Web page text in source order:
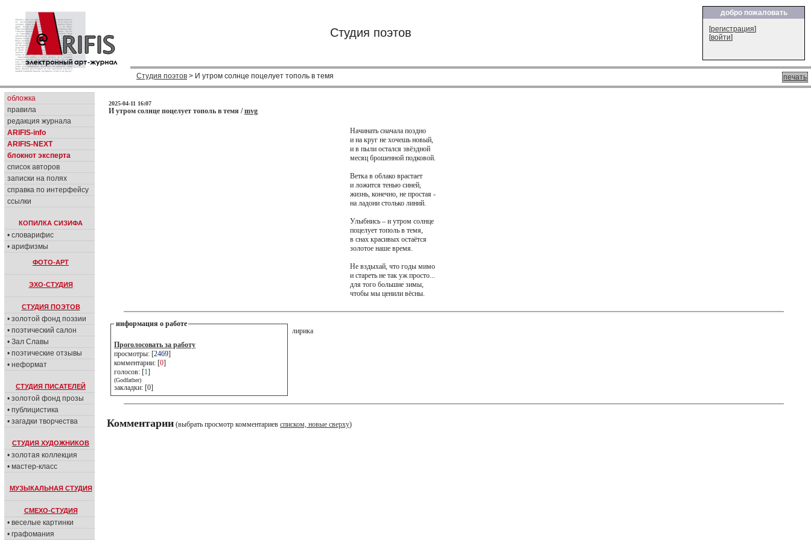
Студия поэтов
добро пожаловать
[регистрация]
[войти]
печать
Студия поэтов > И утром солнце поцелует тополь в темя
обложка
правила
редакция журнала
ARIFIS-info
ARIFIS-NEXT
блокнот эксперта
список авторов
записки на полях
справка по интерфейсу
ссылки
КОПИЛКА СИЗИФА
• словарифис
• арифизмы
ФОТО-АРТ
ЭХО-СТУДИЯ
СТУДИЯ ПОЭТОВ
• золотой фонд поэзии
• поэтический салон
• Зал Славы
• поэтические отзывы
• неформат
СТУДИЯ ПИСАТЕЛЕЙ
• золотой фонд прозы
• публицистика
• загадки творчества
СТУДИЯ ХУДОЖНИКОВ
• золотая коллекция
• мастер-класс
МУЗЫКАЛЬНАЯ СТУДИЯ
СМЕХО-СТУДИЯ
• веселые картинки
• графомания
2025-04-11 16:07
И утром солнце поцелует тополь в темя /mvg
Начинать сначала поздно
и на круг не хочешь новый,
и в пыли остался звёздной
месяц брошенной подковой.
Ветка в облако врастает
и ложится тенью синей,
жизнь, конечно, не простая -
на ладони столько линий.
Улыбнись – и утром солнце
поцелует тополь в темя,
в снах красивых остаётся
золотое наше время.
Не вздыхай, что годы мимо
и стареть не так уж просто...
для того большие зимы,
чтобы мы ценили вёсны.
информация о работе
Проголосовать за работу
просмотры: [2469]
комментарии: [0]
голосов: [1]
(Godfather)
закладки: [0]
лирика
Комментарии (выбрать просмотр комментариев списком, новые сверху)